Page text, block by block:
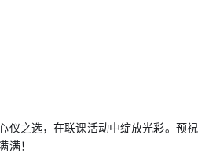
仪之选，在联课活动中绽放光彩。预祝
满！